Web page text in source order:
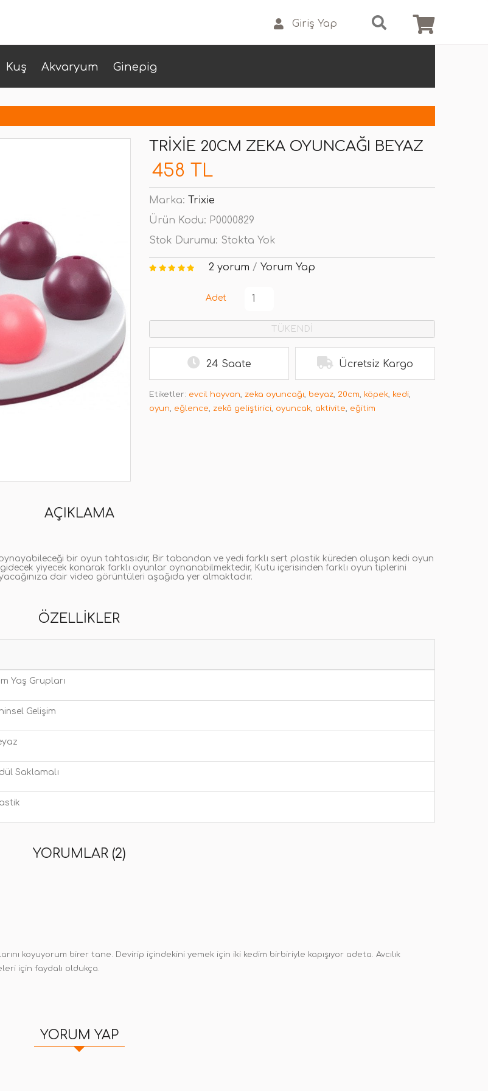
Giriş Yap
Kuş Akvaryum Ginepig
TRIXIE 20CM ZEKA OYUNCAĞI BEYAZ
458 TL
Marka: Trixie
Ürün Kodu: P0000829
Stok Durumu: Stokta Yok
2 yorum / Yorum Yap
Adet
TÜKENDİ
24 Saate Ücretsiz Kargo
Etiketler: evcil hayvan, zeka oyuncağı, beyaz, 20cm, köpek, kedi,
oyun, eğlence, zekâ geliştirici, oyuncak, aktivite, eğitim
AÇIKLAMA
bir oyun tahtasıdır, Bir tabandan ve yedi farklı sert plastik küreden oluşan kedi oyun
yiyecek konarak farklı oyunlar oynanabilmektedir, Kutu içerisinden farklı oyun tiplerini
dair video görüntüleri aşağıda yer almaktadır.
ÖZELLIKLER
Yaş Grupları
Gelişim
Saklamalı
YORUMLAR (2)
koyuyorum birer tane. Devirip içindekini yemek için iki kedim birbiriyle kapışıyor adeta. Avcılık
için faydalı oldukça.
YORUM YAP